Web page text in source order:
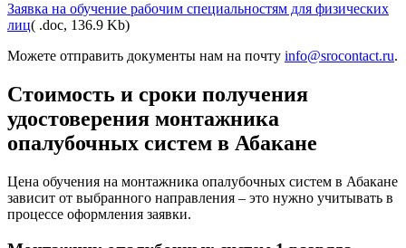
Заявка на обучение рабочим специальностям для физических
лиц( .doc, 136.9 Kb)
Можете отправить документы нам на почту info@srocontact.ru.
Стоимость и сроки получения
удостоверения монтажника
опалубочных систем в Абакане
Цена обучения на монтажника опалубочных систем в Абакане
зависит от выбранного направления – это нужно учитывать в
процессе оформления заявки.